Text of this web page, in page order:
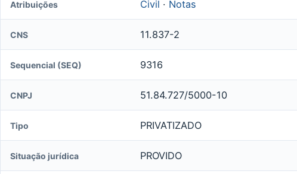
Atribuições Civil · Notas
CNS 11.837-2
Sequencial (SEQ) 9316
CNPJ 51.84.727/5000-10
Tipo PRIVATIZADO
Situação jurídica PROVIDO